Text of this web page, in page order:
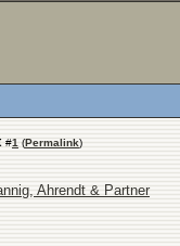
#1 (Permalink)
Ahrendt & Partner